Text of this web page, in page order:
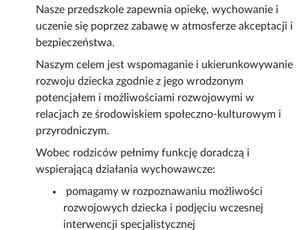
Nasze przedszkole zapewnia opiekę, wychowanie i
uczenie się poprzez zabawę w atmosferze akceptacji i
bezpieczeństwa.
Naszym celem jest wspomaganie i ukierunkowywanie
rozwoju dziecka zgodnie z jego wrodzonym
potencjałem i możliwościami rozwojowymi w
relacjach ze środowiskiem społeczno-kulturowym i
przyrodniczym.
Wobec rodziców pełnimy funkcję doradczą i
wspierającą działania wychowawcze:
pomagamy w rozpoznawaniu możliwości
rozwojowych dziecka i podjęciu wczesnej
interwencji specjalistycznej